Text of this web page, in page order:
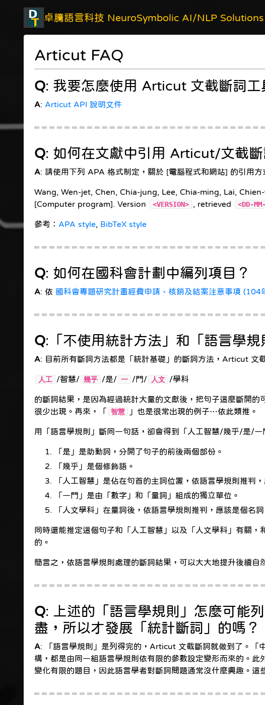
卓騰語言科技 NeuroSymbolic AI/NLP Solutions
Articut FAQ
Q: 我要怎麼使用 Articut 文截斷詞工
A: Articut API 說明文件
Q: 如何在文獻中引用 Articut/文截斷
A: 請使用下列 APA 格式制定，關於 [電腦程式和網站] 的引用方
Wang, Wen-jet, Chen, Chia-jung, Lee, Chia-ming, Lai,
[Computer program]. Version
<VERSION> , retrieved <DD-
參考： APA style BibTeX style
Q: 如何在國科會計劃中編列項目？
A: 依 國科會專題研究計畫經費申請、核銷及結案注意事項 (104
Q:「不使用統計方法」和「語言學規
A: 目前所有斷詞方法都是「統計基礎」的斷詞方法，Articut 文
人工 /智慧/ 幾乎 /是/ 一 /門/ 人文 /學科
的斷詞結果，是因為經過統計大量的文獻後，把句子這麼斷開
很少出現。再來，「 智慧 」也是很常出現的例子…依此類推。
用「語言學規則」斷同一句話，卻會得到「人工智慧/幾乎/是/
「是」是助動詞，分開了句子的前後兩個部份。
「幾乎」是個修飾語。
「人工智慧」是佔在句首的主詞位置，依語言學規則推判
「一門」是由「數字」和「量詞」組成的獨立單位。
「人文學科」在量詞後，依語言學規則推判，應該是個名詞
同時還能推定這個句子和「人工智慧」以及「人文學科」有關
的。
簡言之，依語言學規則處理的斷詞結果，可以大大地提升後續
Q: 上述的「語言學規則」怎麼可能
盡，所以才發展「統計斷詞」的嗎？
A: 「語言學規則」是列得完的，Articut 文截斷詞就做到了。「
構，都是由同一組語言學規則依有限的參數設定變形而來的。
變化有限的題目，因此語言學者對斷詞問題通常沒什麼興趣。